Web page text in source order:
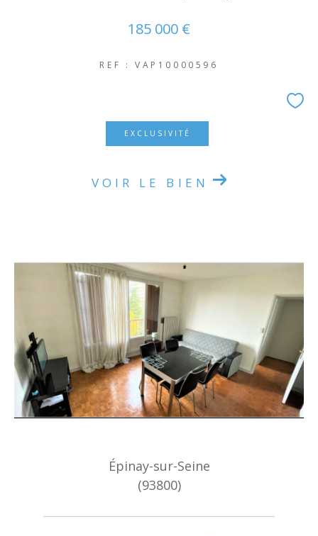
185 000 €
REF : VAP10000596
EXCLUSIVITÉ
VOIR LE BIEN
Épinay-sur-Seine
(93800)